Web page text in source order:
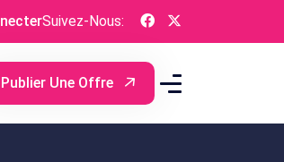
Suivez-Nous:
Publier Une Offre